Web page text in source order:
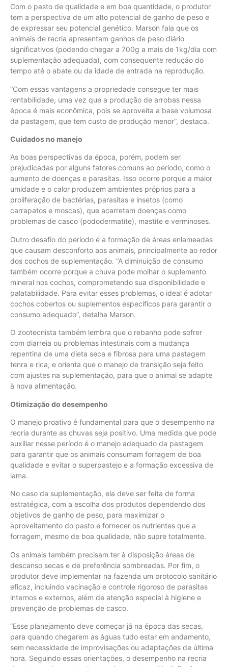
Com o pasto de qualidade e em boa quantidade, o produtor
tem a perspectiva de um alto potencial de ganho de peso e
de expressar seu potencial genético. Marson fala que os
animais de recria apresentam ganhos de peso diário
significativos (podendo chegar a 700g a mais de 1kg/dia com
suplementação adequada), com consequente redução do
tempo até o abate ou da idade de entrada na reprodução.
“Com essas vantagens a propriedade consegue ter mais
rentabilidade, uma vez que a produção de arrobas nessa
época é mais econômica, pois se aproveita a base volumosa
da pastagem, que tem custo de produção menor”, destaca.
Cuidados no manejo
As boas perspectivas da época, porém, podem ser
prejudicadas por alguns fatores comuns ao período, como o
aumento de doenças e parasitas. Isso ocorre porque a maior
umidade e o calor produzem ambientes próprios para a
proliferação de bactérias, parasitas e insetos (como
carrapatos e moscas), que acarretam doenças como
problemas de casco (pododermatite), mastite e verminoses.
Outro desafio do período é a formação de áreas enlameadas
que causam desconforto aos animais, principalmente ao redor
dos cochos de suplementação. “A diminuição de consumo
também ocorre porque a chuva pode molhar o suplemento
mineral nos cochos, comprometendo sua disponibilidade e
palatabilidade. Para evitar esses problemas, o ideal é adotar
cochos cobertos ou suplementos específicos para garantir o
consumo adequado”, detalha Marson.
O zootecnista também lembra que o rebanho pode sofrer
com diarreia ou problemas intestinais com a mudança
repentina de uma dieta seca e fibrosa para uma pastagem
tenra e rica, e orienta que o manejo de transição seja feito
com ajustes na suplementação, para que o animal se adapte
à nova alimentação.
Otimização do desempenho
O manejo proativo é fundamental para que o desempenho na
recria durante as chuvas seja positivo. Uma medida que pode
auxiliar nesse período é o manejo adequado da pastagem
para garantir que os animais consumam forragem de boa
qualidade e evitar o superpastejo e a formação excessiva de
lama.
No caso da suplementação, ela deve ser feita de forma
estratégica, com a escolha dos produtos dependendo dos
objetivos de ganho de peso, para maximizar o
aproveitamento do pasto e fornecer os nutrientes que a
forragem, mesmo de boa qualidade, não supre totalmente.
Os animais também precisam ter à disposição áreas de
descanso secas e de preferência sombreadas. Por fim, o
produtor deve implementar na fazenda um protocolo sanitário
eficaz, incluindo vacinação e controle rigoroso de parasitas
internos e externos, além de atenção especial à higiene e
prevenção de problemas de casco.
“Esse planejamento deve começar já na época das secas,
para quando chegarem as águas tudo estar em andamento,
sem necessidade de improvisações ou adaptações de última
hora. Seguindo essas orientações, o desempenho na recria